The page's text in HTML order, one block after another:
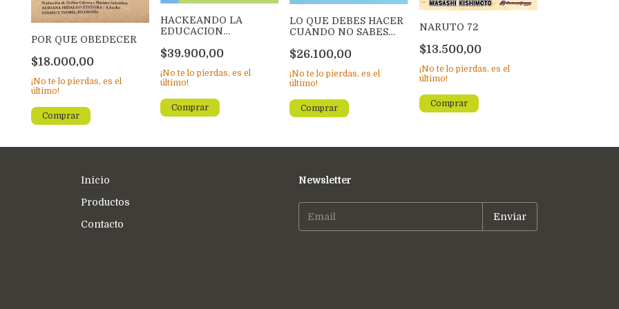
POR QUE OBEDECER
$18.000,00
¡No te lo pierdas, es el
último!
HACKEANDO LA
EDUCACION
$39.900,00
¡No te lo pierdas, es el
último!
LO QUE DEBES HACER
CUANDO NO SABES
$26.100,00
¡No te lo pierdas, es el
último!
NARUTO 72
$13.500,00
¡No te lo pierdas, es el
último!
Inicio
Productos
Contacto
Newsletter